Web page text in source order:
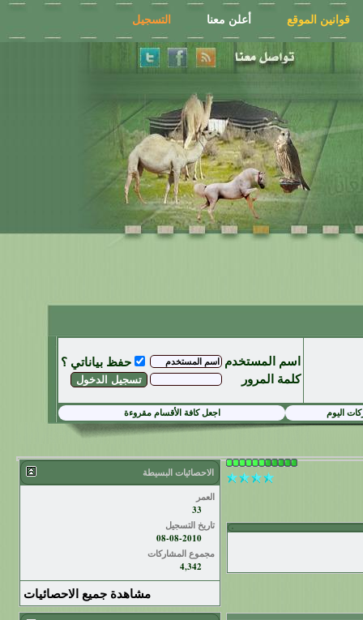
قوانين الموقع أعلن معنا التسجيل
اسم المستخدم
حفظ بياناتي ؟
كلمة المرور
اليوم اجعل كافة الأقسام مقروءة
الاحصائيات البسيطة
العمر
33
تاريخ التسجيل
08-08-2010
مجموع المشاركات
4,342
مشاهدة جميع الاحصائيات